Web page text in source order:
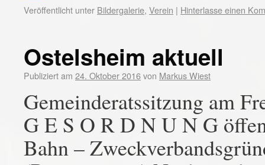
Veröffentlicht unter Bildergalerie, Verein | Hinterlasse einen
Ostelsheim aktuell
Publiziert am 24. Oktober 2016von Markus Wiest
Gemeinderatssitzung am
G E S O R D N U N G
Bahn –